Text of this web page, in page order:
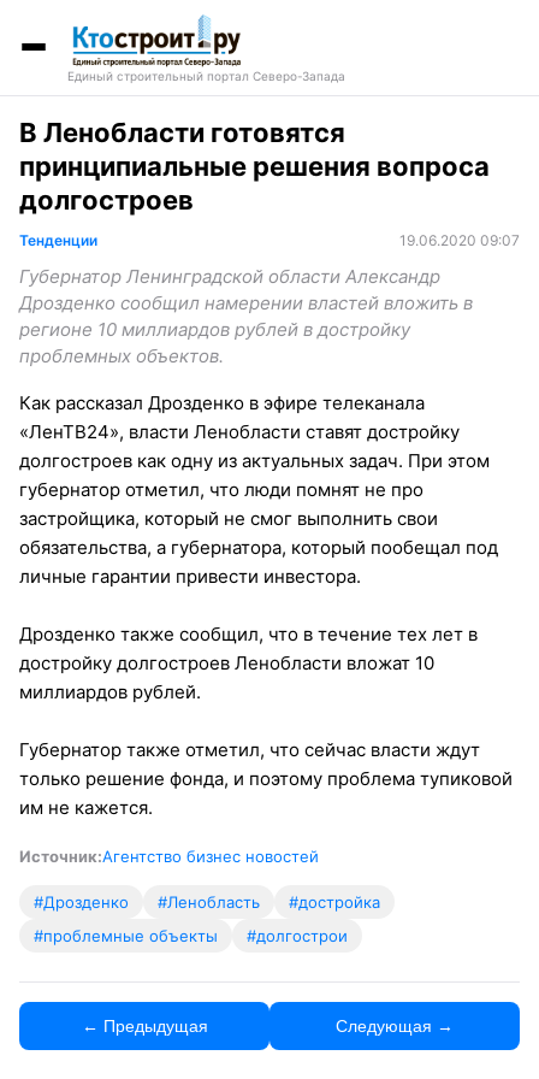
Единый строительный портал Северо-Запада
В Ленобласти готовятся
принципиальные решения вопроса
долгостроев
Тенденции 19.06.2020 09:07
Губернатор Ленинградской области Александр
Дрозденко сообщил намерении властей вложить в
регионе 10 миллиардов рублей в достройку
проблемных объектов.
Как рассказал Дрозденко в эфире телеканала
«ЛенТВ24», власти Ленобласти ставят достройку
долгостроев как одну из актуальных задач. При этом
губернатор отметил, что люди помнят не про
застройщика, который не смог выполнить свои
обязательства, а губернатора, который пообещал под
личные гарантии привести инвестора.
Дрозденко также сообщил, что в течение тех лет в
достройку долгостроев Ленобласти вложат 10
миллиардов рублей.
Губернатор также отметил, что сейчас власти ждут
только решение фонда, и поэтому проблема тупиковой
им не кажется.
Источник:Агентство бизнес новостей
#Дрозденко #Ленобласть
#достройка
#проблемные объекты
#долгострои
← Предыдущая Следующая →